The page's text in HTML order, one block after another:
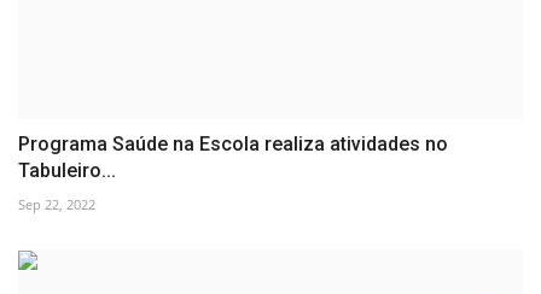
Programa Saúde na Escola realiza atividades no
Tabuleiro...
Sep 22, 2022